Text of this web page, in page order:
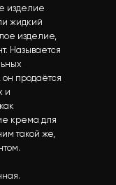
изделие
жидкий
изделие,
Называется
продаётся
и
крема для
такой же,